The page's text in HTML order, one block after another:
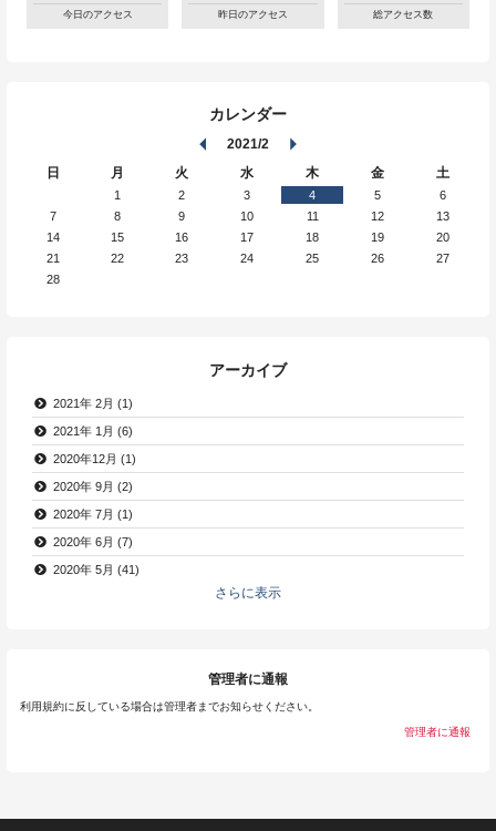
今日のアクセス 昨日のアクセス 総アクセス数
カレンダー
2021/2
日
月 火 水 木 金 土
1 2 3 4 5
6
7
8 9 10 11 12
13
14
15 16 17 18 19
20
21
22 23 24 25 26
27
28
アーカイブ
2021年 2月 (1)
2021年 1月 (6)
2020年12月 (1)
2020年 9月 (2)
2020年 7月 (1)
2020年 6月 (7)
2020年 5月 (41)
さらに表示
管理者に通報
利用規約に反している場合は管理者までお知らせください。
管理者に通報